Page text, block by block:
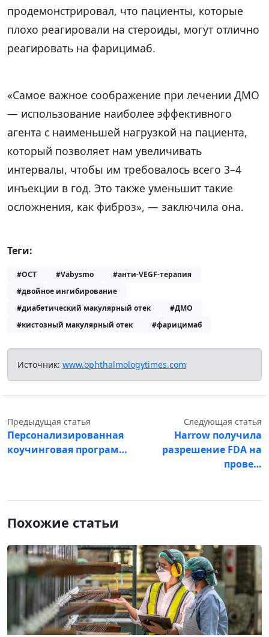
продемонстрировал, что пациенты, которые
плохо реагировали на стероиды, могут отлично
реагировать на фарицимаб.
«Самое важное соображение при лечении ДМО
— использование наиболее эффективного
агента с наименьшей нагрузкой на пациента,
который позволяет нам увеличивать
интервалы, чтобы им требовалось всего 3–4
инъекции в год. Это также уменьшит такие
осложнения, как фиброз», — заключила она.
Теги:
#OCT #Vabysmo
#анти-VEGF-терапия
#двойное ингибирование
#диабетический макулярный отек
#ДМО
#кистозный макулярный отек
#фарицимаб
Источник: www.ophthalmologytimes.com
Предыдущая статья
Персонализированная
коучинговая програм…
Следующая статья
Harrow получила
разрешение FDA на
прове…
Похожие статьи